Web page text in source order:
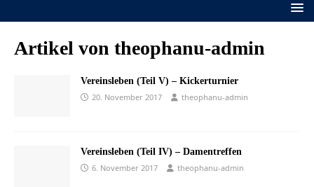
Artikel von theophanu-admin
Vereinsleben (Teil V) – Kickerturnier
20. November 2017
theophanu-admin
Vereinsleben (Teil IV) – Damentreffen
6. November 2017
theophanu-admin